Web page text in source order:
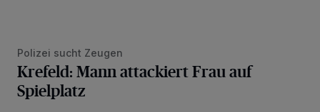
Polizei sucht Zeugen
Krefeld: Mann attackiert Frau auf
Spielplatz